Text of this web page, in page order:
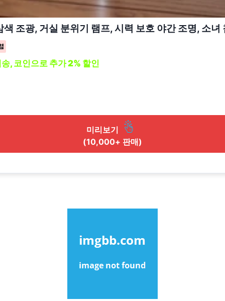
조광, 거실 분위기 램프, 시력 보호 야간 조명, 소녀
, 코인으로 추가 2% 할인
미리보기
(10,000+ 판매)